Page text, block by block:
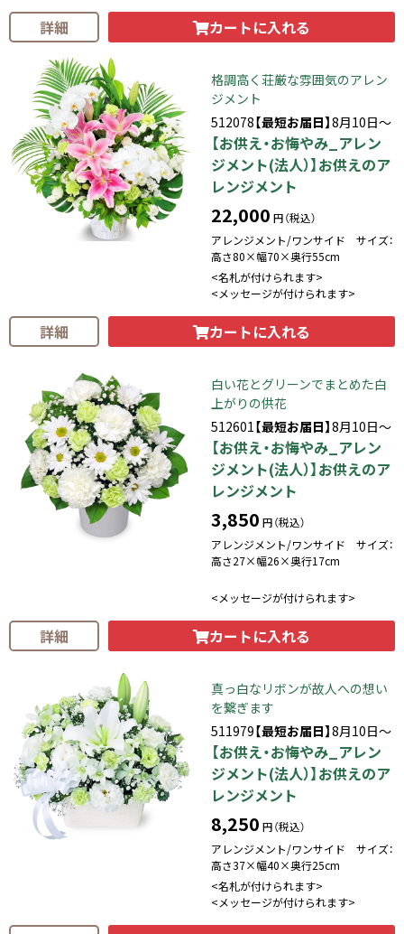
詳細 カートに入れる
格調高く荘厳な雰囲気のアレン
ジメント
512078【最短お届日】8月10日～
【お供え・お悔やみ_アレン
ジメント(法人）】お供えのア
レンジメント
22,000 円（税込）
アレンジメント/ワンサイド サイズ：
高さ80×幅70×奥行55cm
<名札が付けられます>
<メッセージが付けられます>
詳細 カートに入れる
白い花とグリーンでまとめた白
上がりの供花
512601【最短お届日】8月10日～
【お供え・お悔やみ_アレン
ジメント(法人）】お供えのア
レンジメント
3,850 円（税込）
アレンジメント/ワンサイド サイズ：
高さ27×幅26×奥行17cm
<メッセージが付けられます>
詳細 カートに入れる
真っ白なリボンが故人への想い
を繋ぎます
511979【最短お届日】8月10日～
【お供え・お悔やみ_アレン
ジメント(法人）】お供えのア
レンジメント
8,250 円（税込）
アレンジメント/ワンサイド サイズ：
高さ37×幅40×奥行25cm
<名札が付けられます>
<メッセージが付けられます>